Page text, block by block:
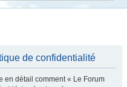
de confidentialité
en détail comment « Le Forum